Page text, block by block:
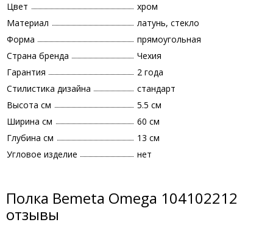
Цвет
хром
Материал
латунь, стекло
Форма
прямоугольная
Страна бренда
Чехия
Гарантия
2 года
Стилистика дизайна
стандарт
Высота см
5.5 см
Ширина см
60 см
Глубина см
13 см
Угловое изделие
нет
Полка Bemeta Omega 104102212
отзывы